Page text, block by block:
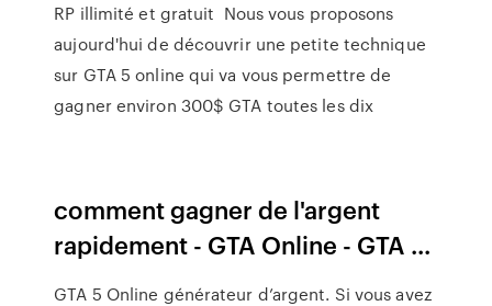
RP illimité et gratuit Nous vous proposons
aujourd'hui de découvrir une petite technique
sur GTA 5 online qui va vous permettre de
gagner environ 300$ GTA toutes les dix
comment gagner de l'argent
rapidement - GTA Online - GTA ...
GTA 5 Online générateur d’argent. Si vous avez